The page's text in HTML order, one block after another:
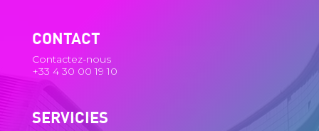
CONTACT
Contactez-nous
+33 4 30 00 19 10
SERVICIES